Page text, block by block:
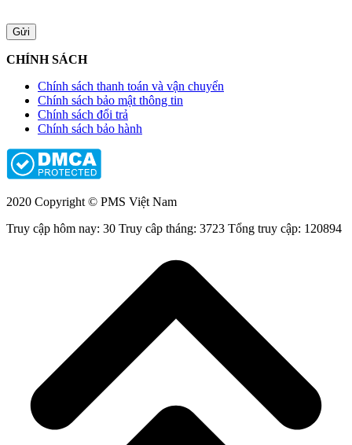
CHÍNH SÁCH
Chính sách thanh toán và vận chuyển
Chính sách bảo mật thông tin
Chính sách đổi trả
Chính sách bảo hành
2020 Copyright © PMS Việt Nam
Truy cập hôm nay: 30 Truy câp tháng: 3723 Tổng truy cập: 120894